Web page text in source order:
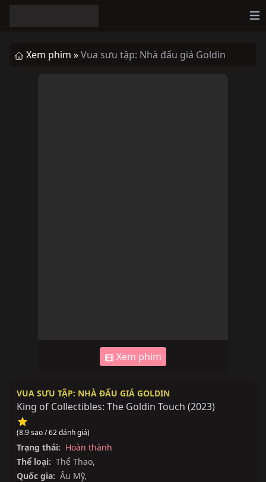
Xem phim »Vua sưu tập: Nhà đấu giá Goldin
Xem phim
VUA SƯU TẬP: NHÀ ĐẤU GIÁ GOLDIN
King of Collectibles: The Goldin Touch (2023)
(8.9 sao / 62 đánh giá)
Trạng thái: Hoàn thành
Thể loại: Thể Thao,
Quốc gia: Âu Mỹ,